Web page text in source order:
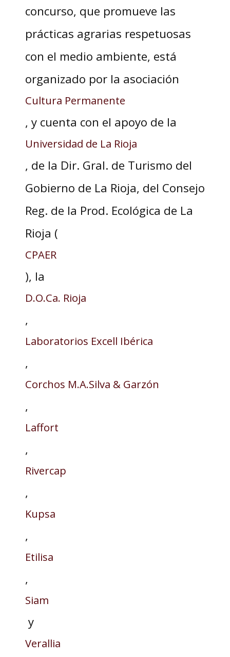
concurso, que promueve las
prácticas agrarias respetuosas
con el medio ambiente, está
organizado por la asociación
Cultura Permanente
, y cuenta con el apoyo de la
Universidad de La Rioja
, de la Dir. Gral. de Turismo del
Gobierno de La Rioja, del Consejo
Reg. de la Prod. Ecológica de La
Rioja (
CPAER
), la
D.O.Ca. Rioja
,
Laboratorios Excell Ibérica
,
Corchos M.A.Silva & Garzón
,
Laffort
,
Rivercap
,
Kupsa
,
Etilisa
,
Siam
y
Verallia